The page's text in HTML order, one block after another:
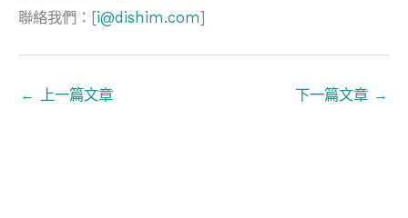
聯絡我們：[i@dishim.com]
← 上一篇文章 下一篇文章 →